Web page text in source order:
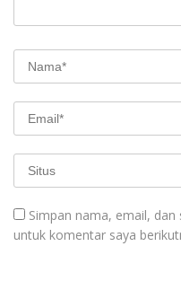
Simpan nama, email,
untuk komentar saya